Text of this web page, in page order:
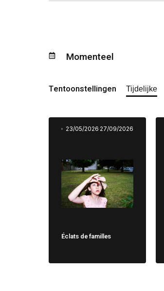
Momenteel
Tentoonstellingen Tijdelijke
23/05/2026 27/09/2026
Éclats de familles